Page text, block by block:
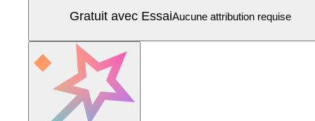
Gratuit avec EssaiAucune attribution requise